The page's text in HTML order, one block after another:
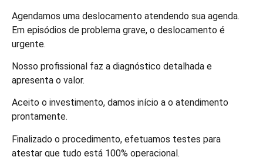
Agendamos uma deslocamento atendendo sua agenda.
Em episódios de problema grave, o deslocamento é
urgente.
Nosso profissional faz a diagnóstico detalhada e
apresenta o valor.
Aceito o investimento, damos início a o atendimento
prontamente.
Finalizado o procedimento, efetuamos testes para
atestar que tudo está 100% operacional.